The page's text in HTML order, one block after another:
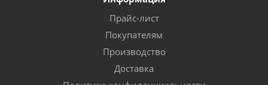
Прайс-лист
Покупателям
Производство
Доставка